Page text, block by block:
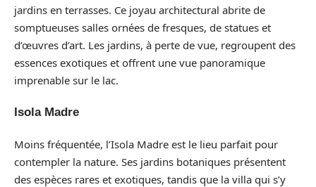
jardins en terrasses. Ce joyau architectural abrite de
somptueuses salles ornées de fresques, de statues et
d’œuvres d’art. Les jardins, à perte de vue, regroupent des
essences exotiques et offrent une vue panoramique
imprenable sur le lac.
Isola Madre
Moins fréquentée, l’Isola Madre est le lieu parfait pour
contempler la nature. Ses jardins botaniques présentent
des espèces rares et exotiques, tandis que la villa qui s’y